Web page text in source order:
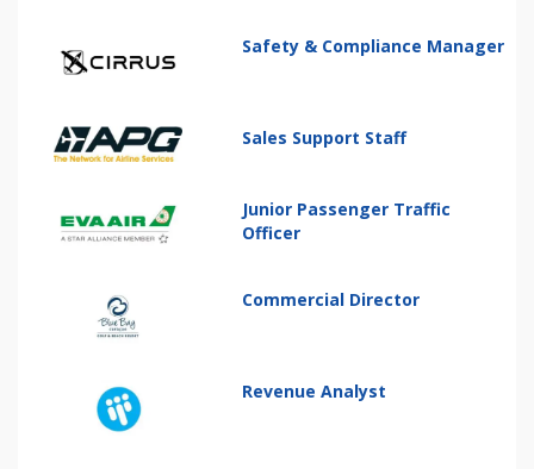
Safety & Compliance Manager
Sales Support Staff
Junior Passenger Traffic
Officer
Commercial Director
Revenue Analyst